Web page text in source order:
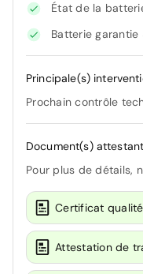
État de la
Batterie garantie
Principale(s)
Prochain contrôle
Document(s)
Pour plus de détails,
Certificat qualité
Attestation de